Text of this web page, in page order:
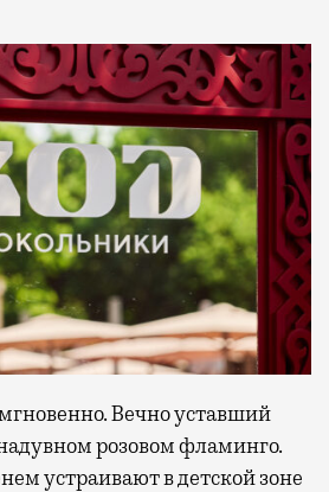
Вечно уставший
розовом фламинго.
устраивают в детской зоне